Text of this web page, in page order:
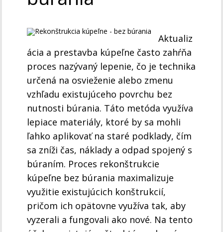
Aktualiz
ácia a prestavba kúpeľne často zahŕňa
proces nazývaný lepenie, čo je technika
určená na osvieženie alebo zmenu
vzhľadu existujúceho povrchu bez
nutnosti búrania. Táto metóda využíva
lepiace materiály, ktoré by sa mohli
ľahko aplikovať na staré podklady, čím
sa zníži čas, náklady a odpad spojený s
búraním. Proces rekonštrukcie
kúpeľne bez búrania maximalizuje
využitie existujúcich konštrukcií,
pričom ich opätovne využíva tak, aby
vyzerali a fungovali ako nové. Na tento